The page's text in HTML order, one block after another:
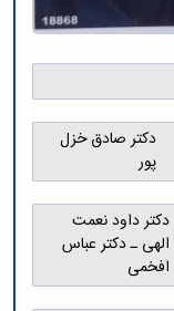
دکتر صادق خزل
پور
دکتر داود نعمت
الهی ـ دکتر عباس
افخمی